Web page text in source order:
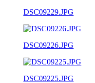
DSC09229.JPG
DSC09226.JPG
DSC09225.JPG